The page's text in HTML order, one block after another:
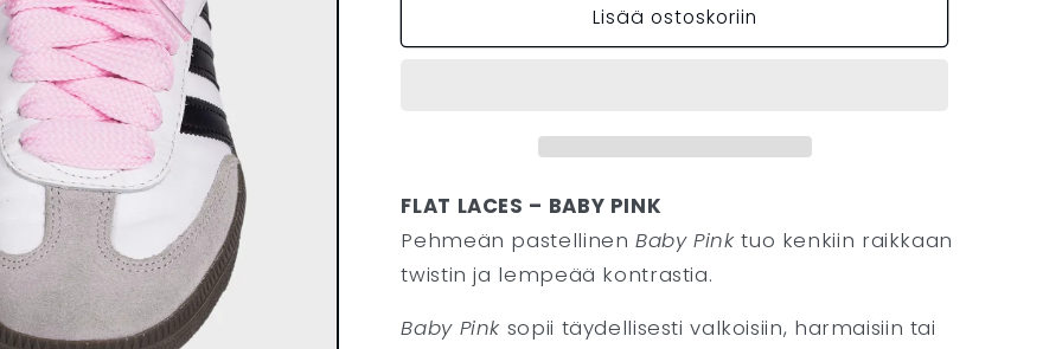
-
LACES
-
Lisää ostoskoriin
FLAT LACES – BABY PINK
Pehmeän pastellinenBaby Pinktuo kenkiin raikkaan
twistin ja lempeää kontrastia.
Baby Pink sopii täydellisesti valkoisiin, harmaisiin tai